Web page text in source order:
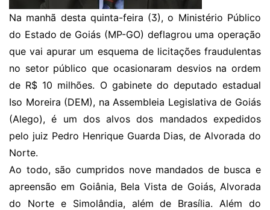
Na manhã desta quinta-feira (3), o Ministério Público
do Estado de Goiás (MP-GO) deflagrou uma operação
que vai apurar um esquema de licitações fraudulentas
no setor público que ocasionaram desvios na ordem
de R$ 10 milhões. O gabinete do deputado estadual
Iso Moreira (DEM), na Assembleia Legislativa de Goiás
(Alego), é um dos alvos dos mandados expedidos
pelo juiz Pedro Henrique Guarda Dias, de Alvorada do
Norte.
Ao todo, são cumpridos nove mandados de busca e
apreensão em Goiânia, Bela Vista de Goiás, Alvorada
do Norte e Simolândia, além de Brasília. Além do